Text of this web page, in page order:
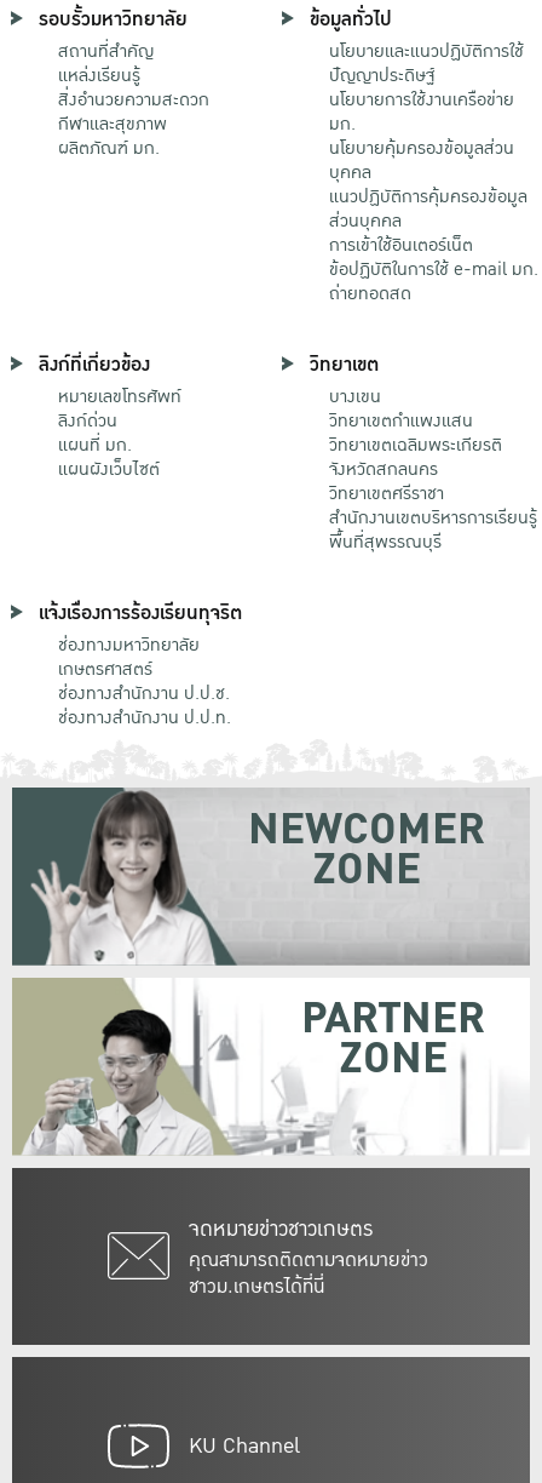
รอบรั้วมหาวิทยาลัย
สถานที่สำคัญ
แหล่งเรียนรู้
สิ่งอำนวยความสะดวก
กีฬาและสุขภาพ
ผลิตภัณฑ์ มก.
ข้อมูลทั่วไป
นโยบายและแนวปฏิบัติการใช้
ปัญญาประดิษฐ์
นโยบายการใช้งานเครือข่าย
มก.
นโยบายคุ้มครองข้อมูลส่วน
บุคคล
แนวปฏิบัติการคุ้มครองข้อมูล
ส่วนบุคคล
การเข้าใช้อินเตอร์เน็ต
ข้อปฏิบัติในการใช้ e-mail มก.
ถ่ายทอดสด
ลิงก์ที่เกี่ยวข้อง
หมายเลขโทรศัพท์
ลิงก์ด่วน
แผนที่ มก.
แผนผังเว็บไซต์
วิทยาเขต
บางเขน
วิทยาเขตกําแพงแสน
วิทยาเขตเฉลิมพระเกียรติ
จังหวัดสกลนคร
วิทยาเขตศรีราชา
สำนักงานเขตบริหารการเรียนรู้
พื้นที่สุพรรณบุรี
แจ้งเรื่องการร้องเรียนทุจริต
ช่องทางมหาวิทยาลัย
เกษตรศาสตร์
ช่องทางสำนักงาน ป.ป.ช.
ช่องทางสำนักงาน ป.ป.ท.
จดหมายข่าวชาวเกษตร
คุณสามารถติดตามจดหมายข่าว
ชาวม.เกษตรได้ที่นี่
NEWCOMER
ZONE
PARTNER
ZONE
KU Channel